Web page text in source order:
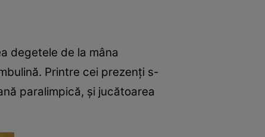
degetele de la mâna
Printre cei prezenți s-
paralimpică, și jucătoarea